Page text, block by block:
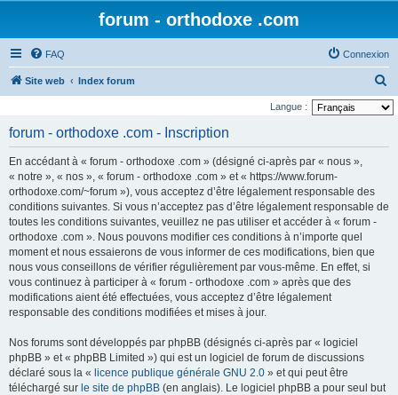
forum - orthodoxe .com
FAQ Connexion
Site web Index forum
e
Langue :
forum - orthodoxe .com - Inscription
En accédant à « forum - orthodoxe .com » (désigné ci-après par « nous »,
« notre », « nos », « forum - orthodoxe .com » et « https://www.forum-
orthodoxe.com/~forum »), vous acceptez d’être légalement responsable des
conditions suivantes. Si vous n’acceptez pas d’être légalement responsable de
toutes les conditions suivantes, veuillez ne pas utiliser et accéder à « forum -
orthodoxe .com ». Nous pouvons modifier ces conditions à n’importe quel
moment et nous essaierons de vous informer de ces modifications, bien que
nous vous conseillons de vérifier régulièrement par vous-même. En effet, si
vous continuez à participer à « forum - orthodoxe .com » après que des
modifications aient été effectuées, vous acceptez d’être légalement
responsable des conditions modifiées et mises à jour.
Nos forums sont développés par phpBB (désignés ci-après par « logiciel
phpBB » et « phpBB Limited ») qui est un logiciel de forum de discussions
déclaré sous la « licence publique générale GNU 2.0 » et qui peut être
téléchargé sur le site de phpBB (en anglais). Le logiciel phpBB a pour seul but